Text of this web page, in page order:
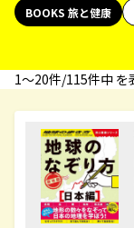
BOOKS 旅と健康
1〜20件/115件中 を